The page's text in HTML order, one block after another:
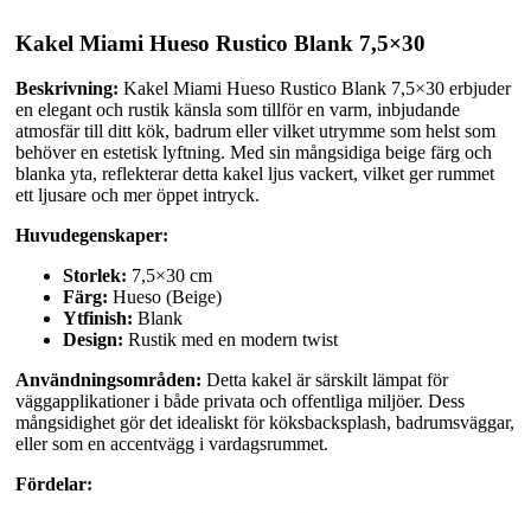
Kakel Miami Hueso Rustico Blank 7,5×30
Beskrivning: Kakel Miami Hueso Rustico Blank 7,5×30 erbjuder
en elegant och rustik känsla som tillför en varm, inbjudande
atmosfär till ditt kök, badrum eller vilket utrymme som helst som
behöver en estetisk lyftning. Med sin mångsidiga beige färg och
blanka yta, reflekterar detta kakel ljus vackert, vilket ger rummet
ett ljusare och mer öppet intryck.
Huvudegenskaper:
Storlek: 7,5×30 cm
Färg: Hueso (Beige)
Ytfinish: Blank
Design: Rustik med en modern twist
Användningsområden: Detta kakel är särskilt lämpat för
väggapplikationer i både privata och offentliga miljöer. Dess
mångsidighet gör det idealiskt för köksbacksplash, badrumsväggar,
eller som en accentvägg i vardagsrummet.
Fördelar: